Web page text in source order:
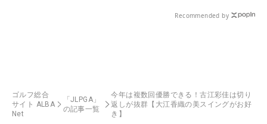
Recommended by
ゴルフ総合
サイト ALBA
Net
「JLPGA」
の記事一覧
今年は複数回優勝できる！古江彩佳は切り
返しが抜群【大江香織の美スイングがお好
き】